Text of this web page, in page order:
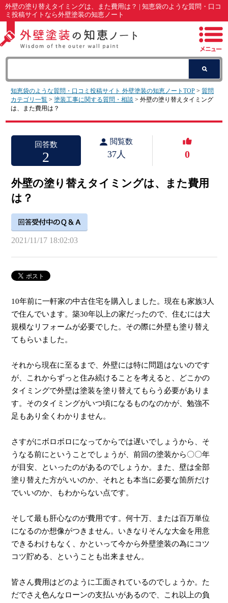
外壁の塗り替えタイミングは、また費用は？ | 知恵袋のような質問・口コ
ミ投稿サイトなら外壁塗装の知恵ノート
知恵袋のような質問・口コミ投稿サイト 外壁塗装の知恵ノートTOP >質問
カテゴリ一覧 >塗装工事に関する質問・相談 > 外壁の塗り替えタイミング
は、また費用は？
回答数
2
閲覧数
37人 0
外壁の塗り替えタイミングは、また費用
は？
2021/11/17 18:02:03
10年前に一軒家の中古住宅を購入しました。現在も家族3人
で住んでいます。築30年以上の家だったので、住むには大
規模なリフォームが必要でした。その際に外壁も塗り替え
てもらいました。
それから現在に至るまで、外壁には特に問題はないのです
が、これからずっと住み続けることを考えると、どこかの
タイミングで外壁は塗装を塗り替えてもらう必要がありま
す。そのタイミングがいつ頃になるものなのかが、勉強不
足もあり全くわかりません。
さすがにボロボロになってからでは遅いでしょうから、そ
うなる前にということでしょうが、前回の塗装から〇〇年
が目安、といったのがあるのでしょうか。また、壁は全部
塗り替えた方がいいのか、それとも本当に必要な箇所だけ
でいいのか、もわからない点です。
そして最も肝心なのが費用です。何十万、または百万単位
になるのか想像がつきません。いきなりそんな大金を用意
できるわけもなく、かといって今から外壁塗装の為にコツ
コツ貯める、ということも出来ません。
皆さん費用はどのように工面されているのでしょうか。た
だでさえ色んなローンの支払いがあるので、これ以上の負